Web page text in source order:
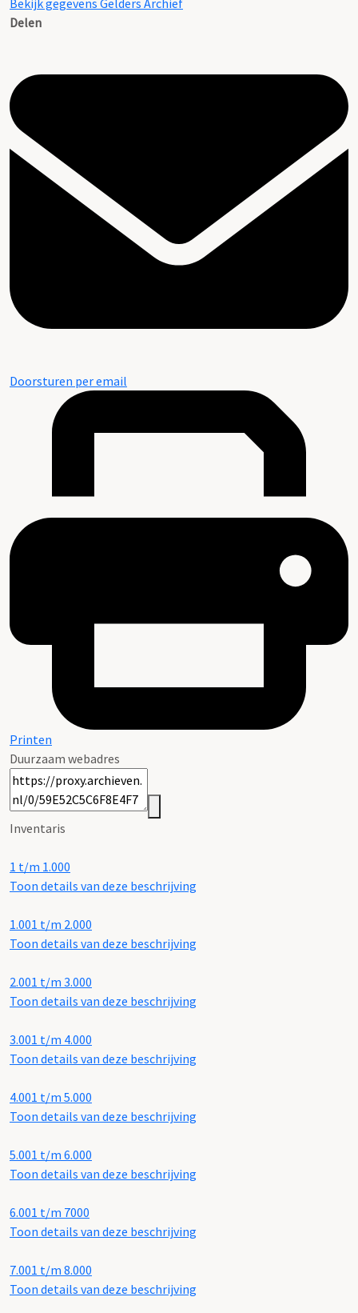
Bekijk gegevens Gelders Archief
Delen
Doorsturen per email
Printen
Duurzaam webadres
Inventaris
1 t/m 1.000
Toon details van deze beschrijving
1.001 t/m 2.000
Toon details van deze beschrijving
2.001 t/m 3.000
Toon details van deze beschrijving
3.001 t/m 4.000
Toon details van deze beschrijving
4.001 t/m 5.000
Toon details van deze beschrijving
5.001 t/m 6.000
Toon details van deze beschrijving
6.001 t/m 7000
Toon details van deze beschrijving
7.001 t/m 8.000
Toon details van deze beschrijving